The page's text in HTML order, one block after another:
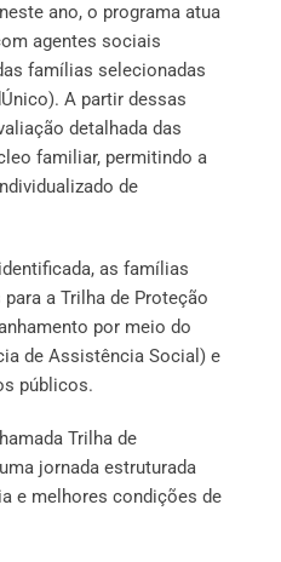
ano, o programa atua
agentes sociais
famílias selecionadas
A partir dessas
detalhada das
familiar, permitindo a
de
as famílias
a Trilha de Proteção
por meio do
de Assistência Social) e
públicos.
Trilha de
jornada estruturada
e melhores condições de